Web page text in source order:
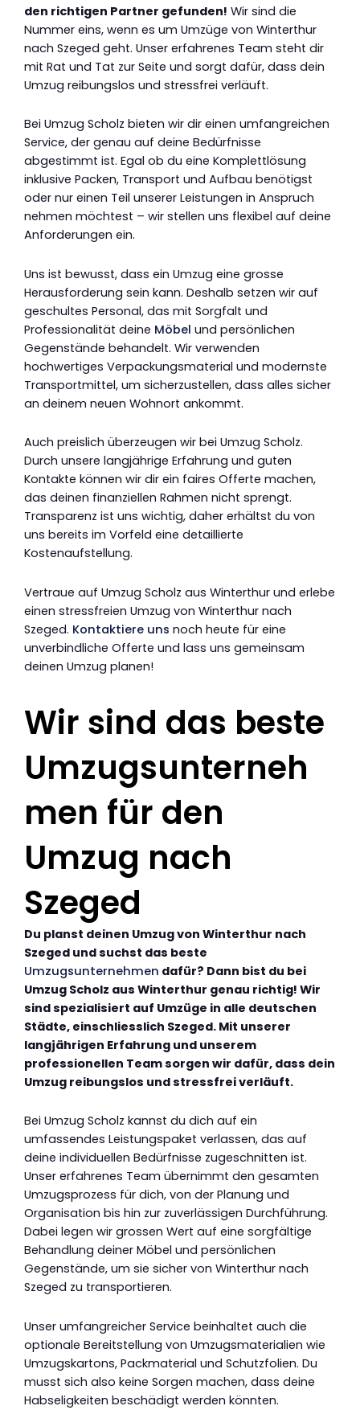
den richtigen Partner gefunden! Wir sind die
Nummer eins, wenn es um Umzüge von Winterthur
nach Szeged geht. Unser erfahrenes Team steht dir
mit Rat und Tat zur Seite und sorgt dafür, dass dein
Umzug reibungslos und stressfrei verläuft.
Bei Umzug Scholz bieten wir dir einen umfangreichen
Service, der genau auf deine Bedürfnisse
abgestimmt ist. Egal ob du eine Komplettlösung
inklusive Packen, Transport und Aufbau benötigst
oder nur einen Teil unserer Leistungen in Anspruch
nehmen möchtest – wir stellen uns flexibel auf deine
Anforderungen ein.
Uns ist bewusst, dass ein Umzug eine grosse
Herausforderung sein kann. Deshalb setzen wir auf
geschultes Personal, das mit Sorgfalt und
Professionalität deine Möbel und persönlichen
Gegenstände behandelt. Wir verwenden
hochwertiges Verpackungsmaterial und modernste
Transportmittel, um sicherzustellen, dass alles sicher
an deinem neuen Wohnort ankommt.
Auch preislich überzeugen wir bei Umzug Scholz.
Durch unsere langjährige Erfahrung und guten
Kontakte können wir dir ein faires Offerte machen,
das deinen finanziellen Rahmen nicht sprengt.
Transparenz ist uns wichtig, daher erhältst du von
uns bereits im Vorfeld eine detaillierte
Kostenaufstellung.
Vertraue auf Umzug Scholz aus Winterthur und erlebe
einen stressfreien Umzug von Winterthur nach
Szeged. Kontaktiere uns noch heute für eine
unverbindliche Offerte und lass uns gemeinsam
deinen Umzug planen!
Wir sind das beste
Umzugsunterneh
men für den
Umzug nach
Szeged
Du planst deinen Umzug von Winterthur nach
Szeged und suchst das beste
Umzugsunternehmen dafür? Dann bist du bei
Umzug Scholz aus Winterthur genau richtig! Wir
sind spezialisiert auf Umzüge in alle deutschen
Städte, einschliesslich Szeged. Mit unserer
langjährigen Erfahrung und unserem
professionellen Team sorgen wir dafür, dass dein
Umzug reibungslos und stressfrei verläuft.
Bei Umzug Scholz kannst du dich auf ein
umfassendes Leistungspaket verlassen, das auf
deine individuellen Bedürfnisse zugeschnitten ist.
Unser erfahrenes Team übernimmt den gesamten
Umzugsprozess für dich, von der Planung und
Organisation bis hin zur zuverlässigen Durchführung.
Dabei legen wir grossen Wert auf eine sorgfältige
Behandlung deiner Möbel und persönlichen
Gegenstände, um sie sicher von Winterthur nach
Szeged zu transportieren.
Unser umfangreicher Service beinhaltet auch die
optionale Bereitstellung von Umzugsmaterialien wie
Umzugskartons, Packmaterial und Schutzfolien. Du
musst sich also keine Sorgen machen, dass deine
Habseligkeiten beschädigt werden könnten.